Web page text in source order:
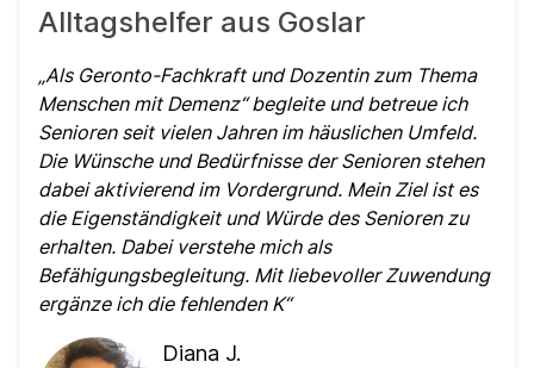
Alltagshelfer aus Goslar
Als Geronto-Fachkraft und Dozentin zum Thema
Menschen mit Demenz“ begleite und betreue ich
Senioren seit vielen Jahren im häuslichen Umfeld.
Die Wünsche und Bedürfnisse der Senioren stehen
dabei aktivierend im Vordergrund. Mein Ziel ist es
die Eigenständigkeit und Würde des Senioren zu
erhalten. Dabei verstehe mich als
Befähigungsbegleitung. Mit liebevoller Zuwendung
ergänze ich die fehlenden K
Diana J.